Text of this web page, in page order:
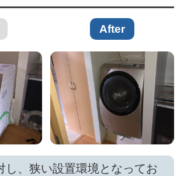
After
し、狭い設置環境となってお